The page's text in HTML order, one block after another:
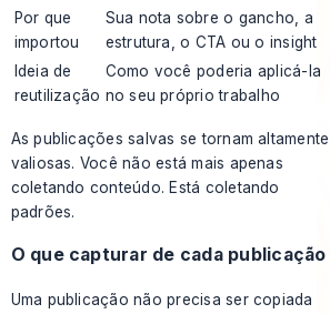
Por que
importou
Sua nota sobre o gancho, a
estrutura, o CTA ou o insight
Ideia de
reutilização
Como você poderia aplicá-la
no seu próprio trabalho
As publicações salvas se tornam altamente
valiosas. Você não está mais apenas
coletando conteúdo. Está coletando
padrões.
O que capturar de cada publicação
Uma publicação não precisa ser copiada